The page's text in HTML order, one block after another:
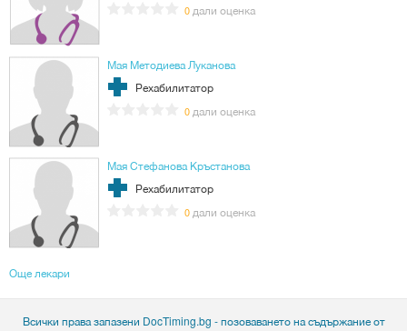
0 дали оценка
Мая Методиева Луканова
Рехабилитатор
0 дали оценка
Мая Стефанова Кръстанова
Рехабилитатор
0 дали оценка
Още лекари
Всички права запазени DocTiming.bg - позоваването на съдържание от